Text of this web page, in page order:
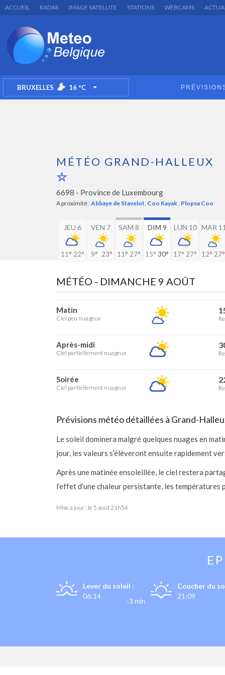
ACCUEIL RADAR IMAGE SATELLITE STATIONS WEBCAMS
BRUXELLES 16°C TOGGLE DROPDOWN
MÉTÉO GRAND-HALLEUX
6698 - Province de Luxembourg
A proximité :Abbaye de Stavelot, Coo Kayak, Plopsa Coo
JEU 6
11° 22°
VEN 7
9° 23°
SAM 8
11° 27°
DIM 9
15° 30°
LUN 10
17° 27°
MAR
12° 27°
MÉTÉO - DIMANCHE 9 AOÛT
Matin
Ciel peu nuageux
Après-midi
Ciel partiellement nuageux
Soirée
Ciel partiellement nuageux
Prévisions météo détaillées à Grand-
Le soleil dominera malgré quelques nuages en
jour, les valeurs s’élèveront ensuite rapidement
Après une matinée ensoleillée, le ciel restera
l’effet d’une chaleur persistante, les
Mise à jour : le 5 août 21h54
Lever du soleil :
06:14
-3 min
Coucher du
21:09